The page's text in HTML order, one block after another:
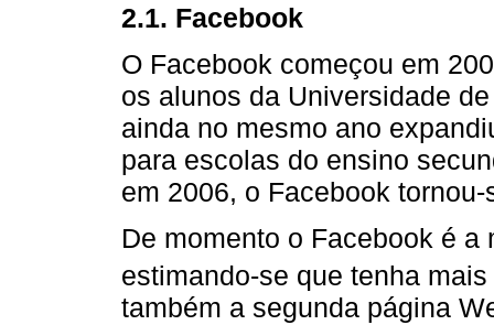
2.1. Facebook
O Facebook começou em
os alunos da Universidade
ainda no mesmo ano
para escolas do ensino
em 2006, o Facebook
De momento o Facebook é
estimando-se que tenha
também a segunda página